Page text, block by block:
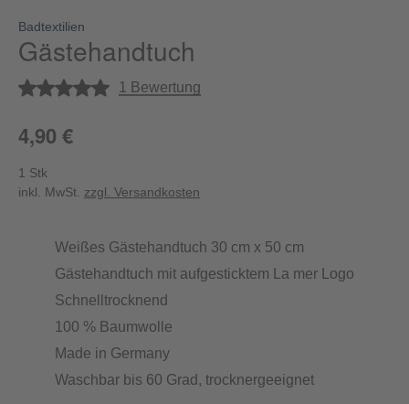
4,90 €
1 Stk
inkl. MwSt. zzgl. Versandkosten
Weißes Gästehandtuch 30 cm x 50 cm
Gästehandtuch mit aufgesticktem La mer Logo
Schnelltrocknend
100 % Baumwolle
Made in Germany
Waschbar bis 60 Grad, trocknergeeignet
Badtextilien
Gästehandtuch
Durchschnittliche Bewertung von 5 von 5 Sternen
1 Bewertung